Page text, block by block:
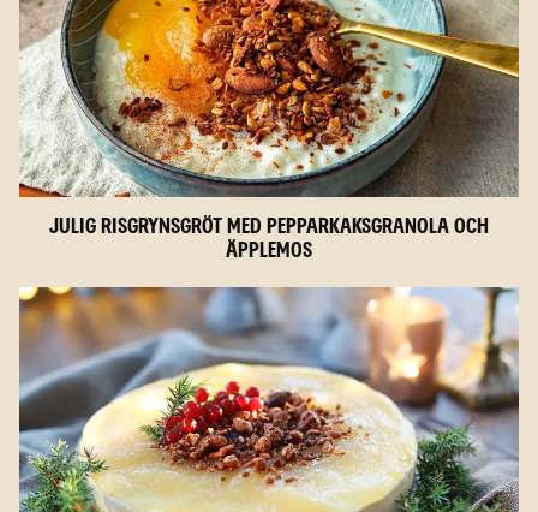
Julig risgrynsgröt med pepparkaksgranola och
äpplemos